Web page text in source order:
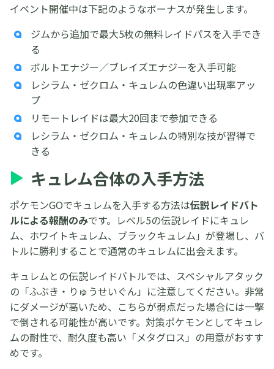
イベント開催中は下記のようなボーナスが発生します。
ジムから追加で最大5枚の無料レイドパスを入手でき
る
ボルトエナジー／ブレイズエナジーを入手可能
レシラム・ゼクロム・キュレムの色違い出現率アッ
プ
リモートレイドは最大20回まで参加できる
レシラム・ゼクロム・キュレムの特別な技が習得で
きる
キュレム合体の入手方法
ポケモンGOでキュレムを入手する方法は伝説レイドバト
ルによる報酬のみです。レベル5の伝説レイドにキュレ
ム、ホワイトキュレム、ブラックキュレム」が登場し、バ
トルに勝利することで通常のキュレムに出会えます。
キュレムとの伝説レイドバトルでは、スペシャルアタック
の「ふぶき・りゅうせいぐん」に注意してください。非常
にダメージが高いため、こちらが弱点だった場合には一撃
で倒される可能性が高いです。対策ポケモンとしてキュレ
ムの耐性で、耐久度も高い「メタグロス」の用意がおすす
めです。